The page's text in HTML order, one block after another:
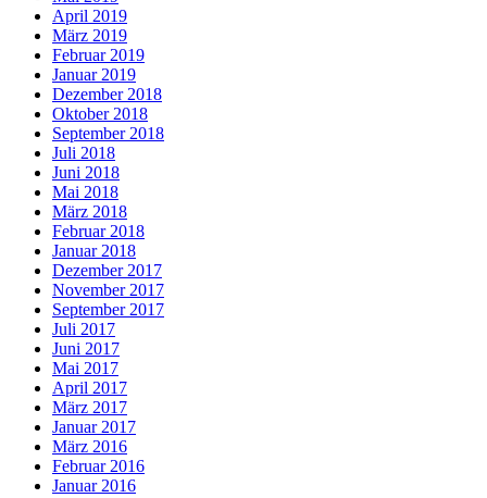
April 2019
März 2019
Februar 2019
Januar 2019
Dezember 2018
Oktober 2018
September 2018
Juli 2018
Juni 2018
Mai 2018
März 2018
Februar 2018
Januar 2018
Dezember 2017
November 2017
September 2017
Juli 2017
Juni 2017
Mai 2017
April 2017
März 2017
Januar 2017
März 2016
Februar 2016
Januar 2016